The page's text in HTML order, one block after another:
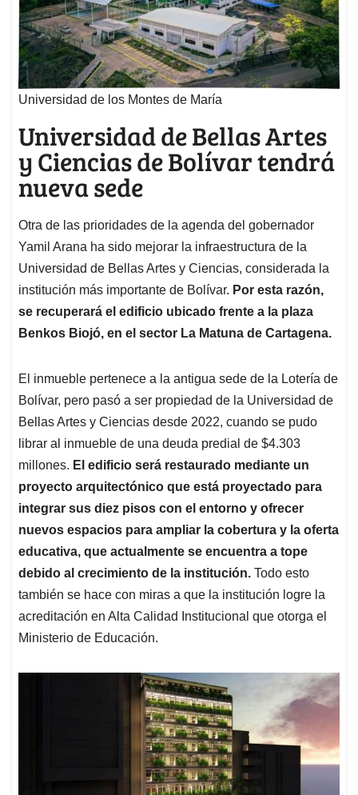
Universidad de los Montes de María
Universidad de Bellas Artes
y Ciencias de Bolívar tendrá
nueva sede
Otra de las prioridades de la agenda del gobernador
Yamil Arana ha sido mejorar la infraestructura de la
Universidad de Bellas Artes y Ciencias, considerada la
institución más importante de Bolívar. Por esta razón,
se recuperará el edificio ubicado frente a la plaza
Benkos Biojó, en el sector La Matuna de Cartagena.
El inmueble pertenece a la antigua sede de la Lotería de
Bolívar, pero pasó a ser propiedad de la Universidad de
Bellas Artes y Ciencias desde 2022, cuando se pudo
librar al inmueble de una deuda predial de $4.303
millones. El edificio será restaurado mediante un
proyecto arquitectónico que está proyectado para
integrar sus diez pisos con el entorno y ofrecer
nuevos espacios para ampliar la cobertura y la oferta
educativa, que actualmente se encuentra a tope
debido al crecimiento de la institución. Todo esto
también se hace con miras a que la institución logre la
acreditación en Alta Calidad Institucional que otorga el
Ministerio de Educación.